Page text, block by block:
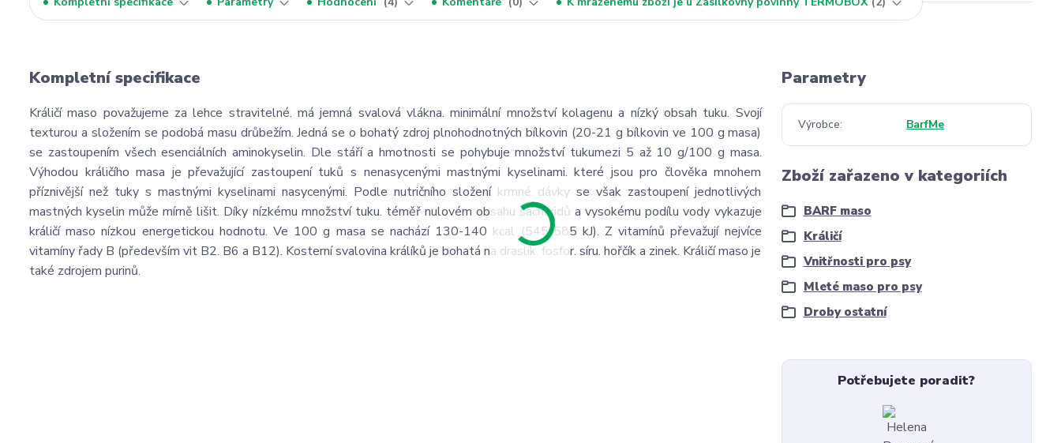
Kompletní specifikace
Králičí maso považujeme za lehce stravitelné. má jemná svalová vlákna. minimální množství kolagenu a nízký obsah tuku. Svojí
texturou a složením se podobá masu drůbežím. Jedná se o bohatý zdroj plnohodnotných bílkovin (20-21 g bílkovin ve 100 g masa)
se zastoupením všech esenciálních aminokyselin. Dle stáří a hmotnosti se pohybuje množství tukumezi 5 až 10 g/100 g masa.
Výhodou králičího masa je převažující zastoupení tuků s nenasycenými mastnými kyselinami. které jsou pro člověka mnohem
příznivější než tuky s mastnými kyselinami nasycenými. Podle nutričního složení krmné dávky se však zastoupení jednotlivých
mastných kyselin může mírně lišit. Díky nízkému množství tuku. téměř nulovém obsahu sacharidů a vysokému podílu vody vykazuje
králičí maso nízkou energetickou hodnotu. Ve 100 g masa se nachází 130-140 kcal (545-585 kJ). Z vitamínů převažují nejvíce
vitamíny řady B (především vit B2. B6 a B12). Kosterní svalovina králíků je bohatá na draslík. fosfor. síru. hořčík a zinek. Králičí maso je
také zdrojem purinů.
Parametry
Výrobce BarfMe
Zboží zařazeno v kategoriích
BARF maso
Králičí
Vnitřnosti pro psy
Mleté maso pro psy
Droby ostatní
Potřebujete poradit?